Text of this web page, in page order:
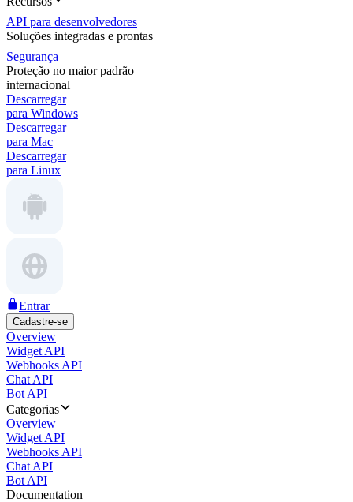
API para desenvolvedores
Soluções integradas e prontas
Segurança
Proteção no maior padrão
internacional
Descarregar
para Windows
Descarregar
para Mac
Descarregar
para Linux
Entrar
Cadastre-se
Overview
Widget API
Webhooks API
Chat API
Bot API
Categorias
Overview
Widget API
Webhooks API
Chat API
Bot API
Documentation